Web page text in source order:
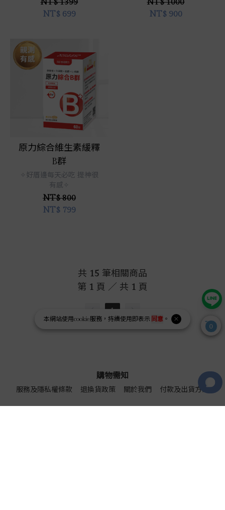
本網站使用cookie服務，持續使用即表示 同意 。
力
NT$ 1399
NT$699
NT$ 1000
NT$900
立即選購
原力綜合維生素緩釋
B群
✧好厝邊每天必吃 提神很
有感✧
NT$ 800
NT$799
共 15 筆相關商品
第 1 頁 ／ 共 1 頁
1
購物需知
服務及隱私權條款 退換貨政策 關於我們 付款及出貨方式
0